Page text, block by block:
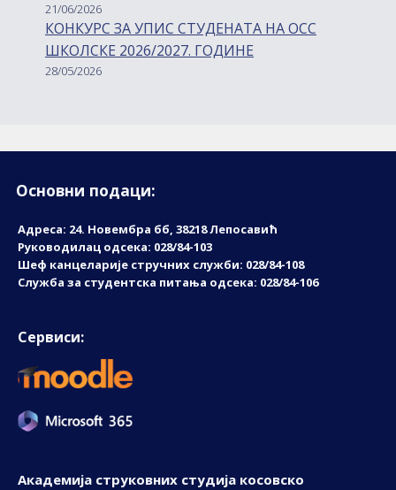
21/06/2026
КОНКУРС ЗА УПИС СТУДЕНАТА НА ОСС
ШКОЛСКЕ 2026/2027. ГОДИНЕ
28/05/2026
Основни подаци:
Адреса: 24. Новембрa бб, 38218 Лепосавић
Руководилац одсека: 028/84-103
Шеф канцеларије стручних служби: 028/84-108
Служба за студентска питања одсека: 028/84-106
Сервиси:
Академија струковних студија косовско